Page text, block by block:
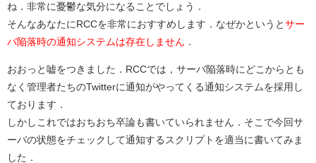
ね．非常に憂鬱な気分になることでしょう．
そんなあなたにRCCを非常におすすめします．なぜかというと サー
バ陥落時の通知システムは存在しません
おおっと嘘をつきました．RCCでは，サーバ陥落時にどこからとも
なく管理者たちのTwitterに通知がやってくる通知システムを採用し
ております．
しかしこれではおちおち卒論も書いていられません．そこで今回サ
ーバの状態をチェックして通知するスクリプトを適当に書いてみま
した．